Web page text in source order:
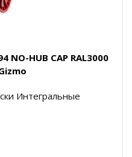
NO-HUB CAP RAL3000
Интегральные